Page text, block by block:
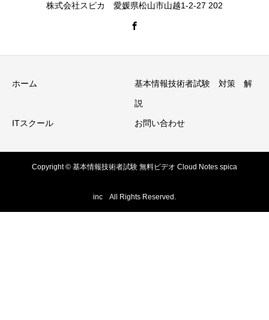
株式会社スピカ 愛媛県松山市山越1-2-27 202
ホーム 基本情報技術者試験 対策 解
説
ITスクール お問い合わせ
Copyright © 基本情報技術者試験 無料ビデオ Cloud Notes spica
inc All Rights Reserved.